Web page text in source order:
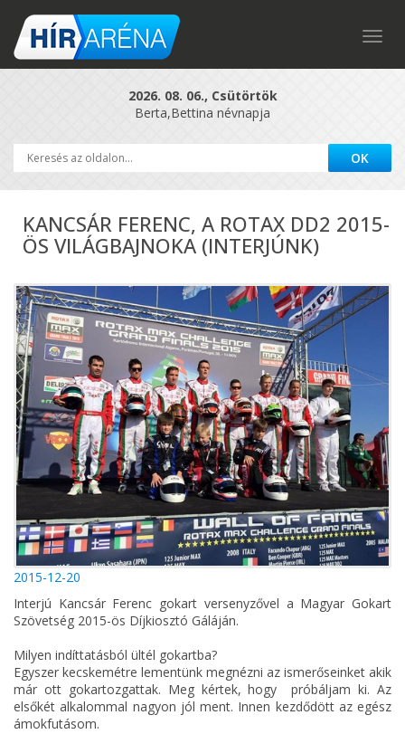
2026. 08. 06., Csütörtök
Berta,Bettina névnapja
KANCSÁR FERENC, A ROTAX DD2 2015-
ÖS VILÁGBAJNOKA (INTERJÚNK)
2015-12-20
Interjú Kancsár Ferenc gokart versenyzővel a Magyar Gokart
Szövetség 2015-ös Díjkiosztó Gáláján.
Milyen indíttatásból ültél gokartba?
Egyszer kecskemétre lementünk megnézni az ismerőseinket akik
már ott gokartozgattak. Meg kértek, hogy próbáljam ki. Az
elsőkét alkalommal nagyon jól ment. Innen kezdődött az egész
ámokfutásom.